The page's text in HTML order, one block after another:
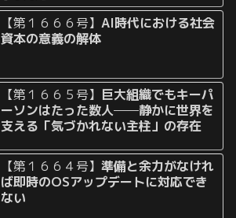
【第１６６６号】AI時代における社会
資本の意義の解体
【第１６６５号】 巨大組織でもキーパ
ーソンはたった数人──静かに世界を
支える「気づかれない主柱」の存在
【第１６６４号】準備と余力がなけれ
ば即時のOSアップデートに対応でき
ない